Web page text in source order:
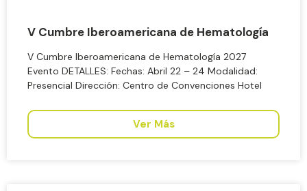
V Cumbre Iberoamericana de Hematología
V Cumbre Iberoamericana de Hematología 2027
Evento DETALLES: Fechas: Abril 22 – 24 Modalidad:
Presencial Dirección: Centro de Convenciones Hotel
Ver Más